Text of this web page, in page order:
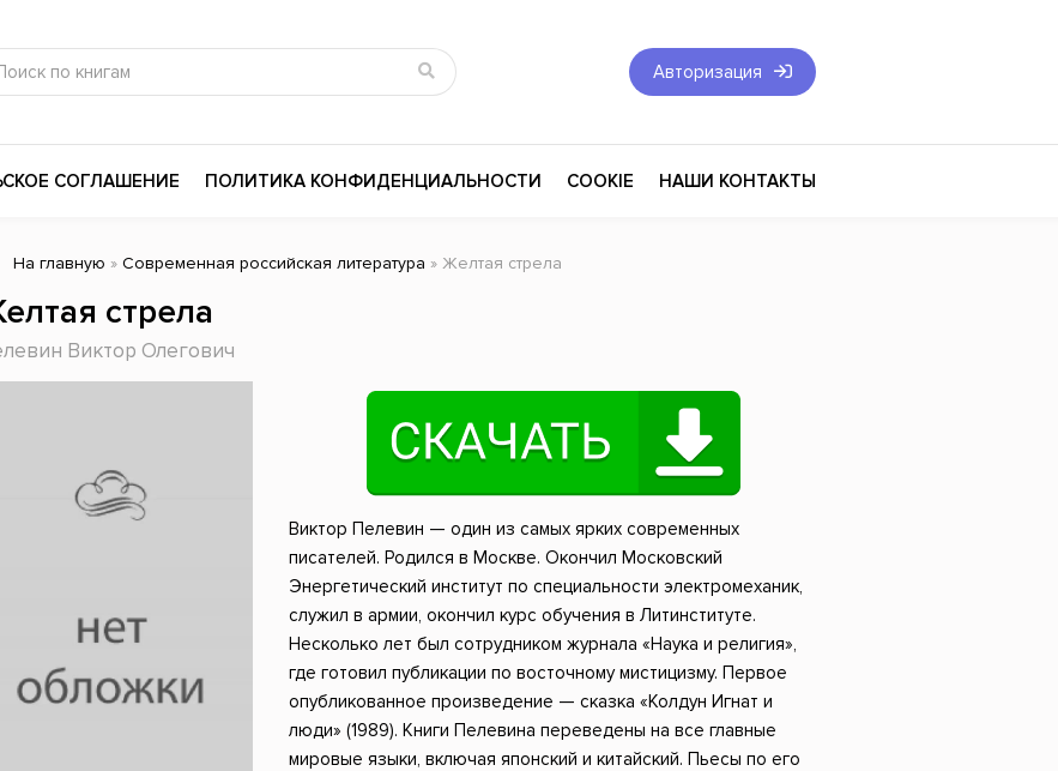
Авторизация
литература
Современная проза
История России
Юмор и сатира
Эзотерика
Экономика
Российский боевик
СОГЛАШЕНИЕ ПОЛИТИКА КОНФИДЕНЦИАЛЬНОСТИ COOKIE НАШИ КОНТАКТЫ
На главную » Современная российская литература » Желтая стрела
стрела
Виктор Олегович
Виктор Пелевин — один из самых ярких современных
писателей. Родился в Москве. Окончил Московский
Энергетический институт по специальности электромеханик,
служил в армии, окончил курс обучения в Литинституте.
Несколько лет был сотрудником журнала «Наука и религия»,
где готовил публикации по восточному мистицизму. Первое
опубликованное произведение — сказка «Колдун Игнат и
люди» (1989). Книги Пелевина переведены на все главные
мировые языки, включая японский и китайский. Пьесы по его